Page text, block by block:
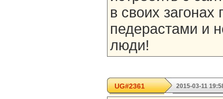
в своих загонах
педерастами и
люди!
UG#2361 2015-03-11